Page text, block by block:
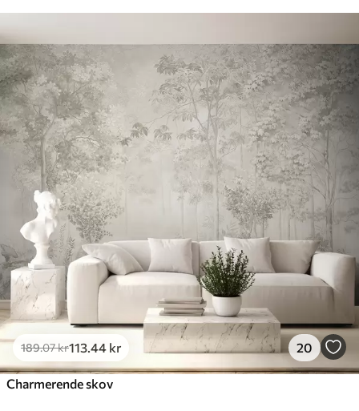
189.07kr113 .44 kr 20
Charmerende skov